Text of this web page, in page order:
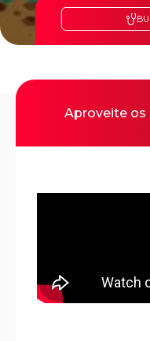
Aproveite os